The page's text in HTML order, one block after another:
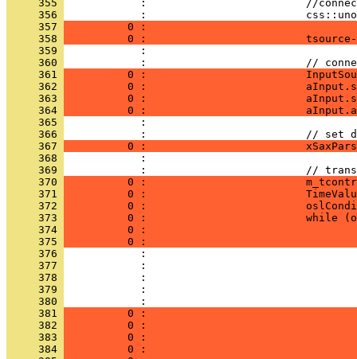
     355
     356
     357
0 :
     358
0 :
     359
     360
     361
0 :
     362
0 :
     363
0 :
     364
0 :
     365
     366
     367
0 :
     368
     369
     370
0 :
     371
0 :
     372
0 :
     373
0 :                         while
     374
0 :
     375
0 :
     376
     377
     378
     379
     380
     381
0 :
     382
0 :
     383
0 :
     384
0 :